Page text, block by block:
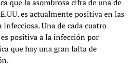
que la asombrosa cifra de una de
es actualmente positiva en las
infecciosa. Una de cada cuatro
es positiva a la infección por
que hay una gran falta de